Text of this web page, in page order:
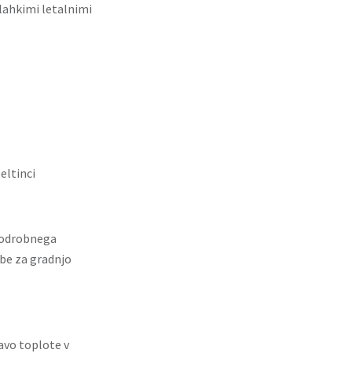
letalnimi
za gradnjo
toplote v